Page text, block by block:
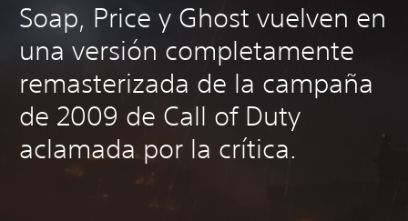
Soap, Price y Ghost vuelven en
una versión completamente
remasterizada de la campaña
de 2009 de Call of Duty
aclamada por la crítica.